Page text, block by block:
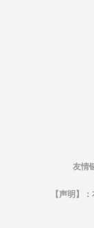
友情
【声明】